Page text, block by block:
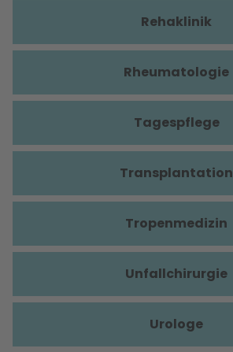
Rehaklinik
Rheumatologie
Tagespflege
Transplantation
Tropenmedizin
Unfallchirurgie
Urologe